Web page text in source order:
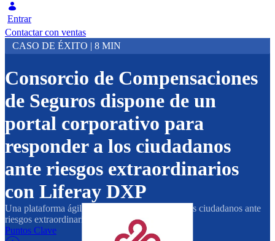
Entrar
Contactar con ventas
CASO DE ÉXITO | 8 MIN
Consorcio de Compensaciones
de Seguros dispone de un
portal corporativo para
responder a los ciudadanos
ante riesgos extraordinarios
con Liferay DXP
Una plataforma ágil y segura para responder a los ciudadanos ante
riesgos extraordinarios.
Puntos Clave